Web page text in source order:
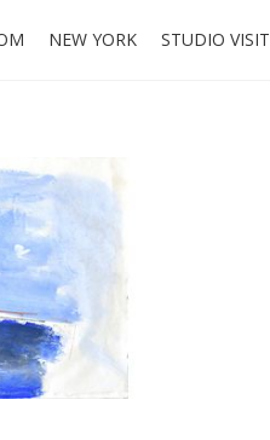
NEW YORK STUDIO VISIT